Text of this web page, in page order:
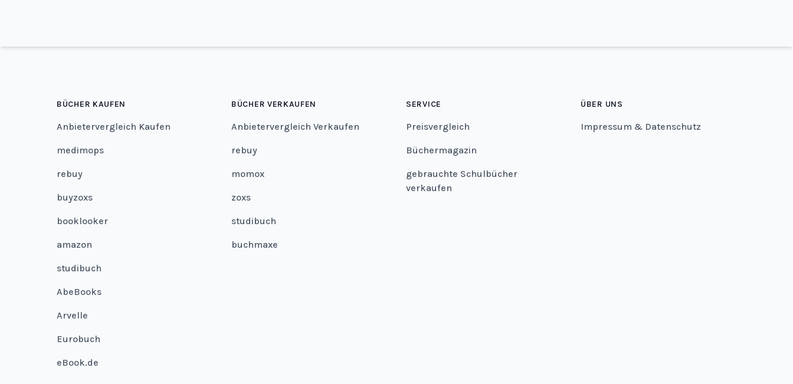
BÜCHER KAUFEN
Anbietervergleich Kaufen
medimops
rebuy
buyzoxs
booklooker
amazon
studibuch
AbeBooks
Arvelle
Eurobuch
eBook.de
BÜCHER VERKAUFEN
Anbietervergleich Verkaufen
rebuy
momox
zoxs
studibuch
buchmaxe
SERVICE
Preisvergleich
Büchermagazin
gebrauchte Schulbücher
verkaufen
ÜBER UNS
Impressum & Datenschutz